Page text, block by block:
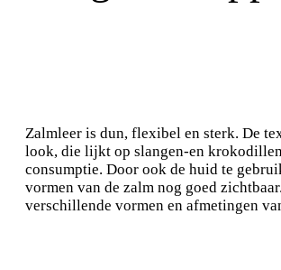
Zalmleer is dun, flexibel en sterk. De
look, die lijkt op slangen-en
consumptie. Door ook de huid te
vormen van de zalm nog goed
verschillende vormen en afmetingen